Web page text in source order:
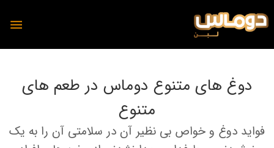
دوماس
دوغ های متنوع دوماس در طعم های
متنوع
فواید دوغ و خواص بی نظیر آن در سلامتی آن را به یک